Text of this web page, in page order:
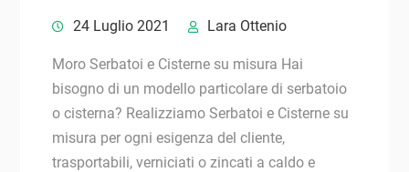
24 Luglio 2021 Lara Ottenio
Moro Serbatoi e Cisterne su misura Hai
bisogno di un modello particolare di serbatoio
o cisterna? Realizziamo Serbatoi e Cisterne su
misura per ogni esigenza del cliente,
trasportabili, verniciati o zincati a caldo e